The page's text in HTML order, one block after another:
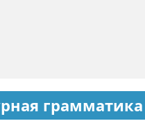
грамматика